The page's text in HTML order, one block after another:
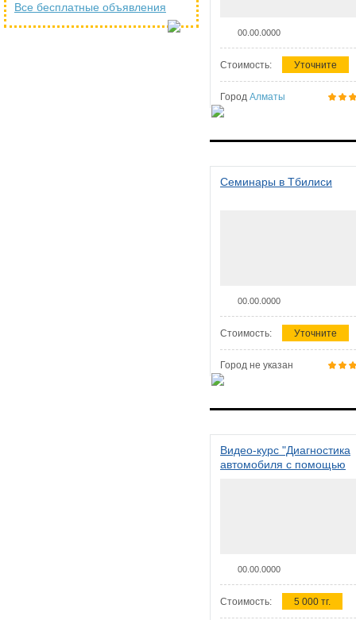
Все бесплатные объявления
00.00.0000
Стоимость: Уточните
Город Алматы
Семинары в Тбилиси
00.00.0000
Стоимость: Уточните
Город не указан
Видео-курс "Диагностика
автомобиля с помощью
00.00.0000
Стоимость: 5 000 тг.